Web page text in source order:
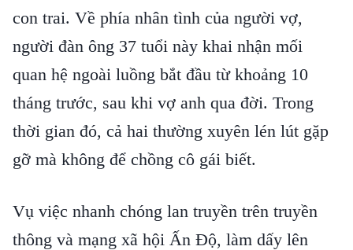
con trai. Về phía nhân tình của người vợ,
người đàn ông 37 tuổi này khai nhận mối
quan hệ ngoài luồng bắt đầu từ khoảng 10
tháng trước, sau khi vợ anh qua đời. Trong
thời gian đó, cả hai thường xuyên lén lút gặp
gỡ mà không để chồng cô gái biết.
Vụ việc nhanh chóng lan truyền trên truyền
thông và mạng xã hội Ấn Độ, làm dấy lên